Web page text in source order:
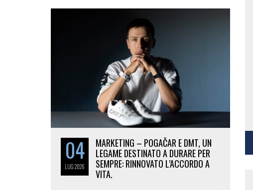
04
LUG2026
MARKETING – POGAČAR E DMT, UN
LEGAME DESTINATO A DURARE PER
SEMPRE: RINNOVATO L’ACCORDO A
VITA.